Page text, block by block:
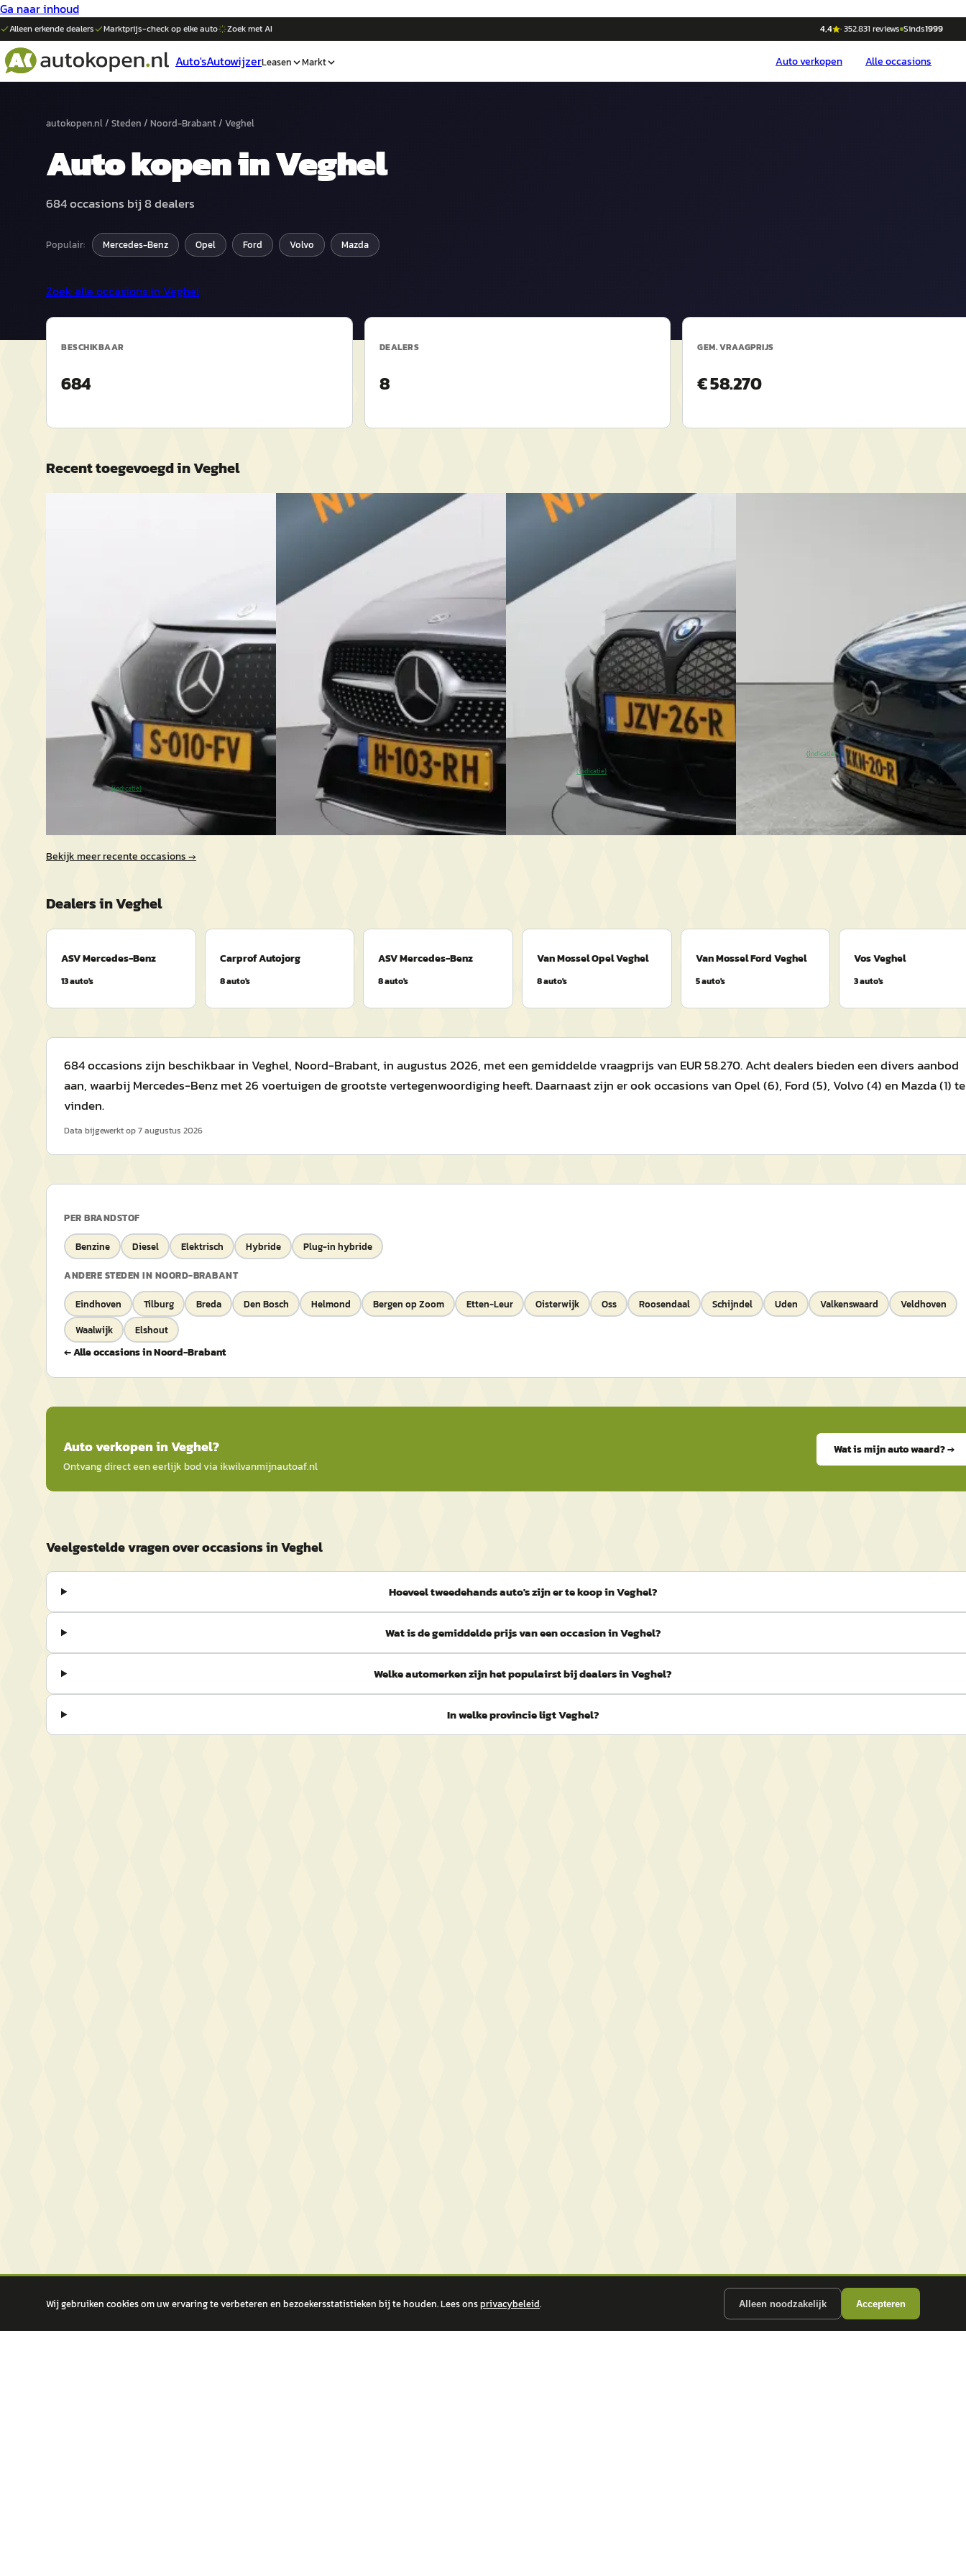
Ga naar inhoud
Alleen erkende dealers Marktprijs-check op elkeauto Zoek met AI 4,4 ·352.831 reviews Sinds1999
Auto'sAutowijzerLeasen Markt Autoverkopen Alle occasions
autokopen.nl/ Steden / Noord-Brabant/ Veghel
Autokopen inVeghel
684occasions bij8dealers
Populair: Mercedes-Benz Opel Ford Volvo Mazda
Zoek alle occasions inVeghel
BESCHIKBAAR
684
DEALERS
8
GEM. VRAAGPRIJS
€ 58.270
Recent toegevoegd inVeghel
Scherp geprijsd
2023 · 134.688 km · Elektrisch · Automaat
ASV Mercedes-Benz· Veghel 4,4(190)
Gisteren geplaatst
% SoH(indicatie) Bekijk aanbieding →
Mercedes-Benz CLA-Klasse
250 4MATIC Premium Plus AMG
€ 31.995
v.a. € 678/mnd
Scherp geprijsd
2020 · 100.804 km · Benzine · Automaat
Carprof Autojorg· Veghel 4,0 301)
14 dagen geleden geplaatst
Bekijk aanbieding →
Nieuw binnen
eDrive40 M Sport Edition 84 kWh Leder
€ 61.995
Marktconform
2026 · 12.644 km · Elektrisch · Automaat
Carprof Autojorg· Veghel 4,0(301)
Gisteren geplaatst
% SoH(indicatie) Bekijk aanbieding →
2026 · 3.151 km · Elektrisch · Automaat
4,5(199)
64 dagen geleden geplaatst
(indicatie)Bekijk aanbieding →
Bekijk meer recente occasions →
Dealers inVeghel
ASV Mercedes-Benz
13auto's
Carprof Autojorg
8auto's
ASV Mercedes-Benz
8auto's
Van Mossel Opel Veghel
8auto's
Van Mossel Ford Veghel
5auto's
Vos Veghel
3auto's
684 occasions zijn beschikbaar in Veghel, Noord-Brabant, in augustus 2026, met een gemiddelde vraagprijs van EUR 58.270. Acht dealers bieden een divers aanbod
aan, waarbij Mercedes-Benz met 26 voertuigen de grootste vertegenwoordiging heeft. Daarnaast zijn er ook occasions van Opel (6), Ford (5), Volvo (4) en Mazda (1) te
vinden.
Data bijgewerkt op7 augustus 2026
PER BRANDSTOF
Benzine Diesel Elektrisch Hybride Plug-in hybride
ANDERE STEDEN IN NOORD-BRABANT
Eindhoven Tilburg Breda Den Bosch Helmond Bergen op Zoom Etten-Leur Oisterwijk Oss Roosendaal Schijndel Uden Valkenswaard
Veldhoven
Waalwijk
Elshout
← Alle occasions inNoord-Brabant
Autoverkopen inVeghel?
Ontvang direct een eerlijk bod viaikwilvanmijnautoaf.nl
Wat is mijn auto waard? →
Veelgestelde vragen over occasions in Veghel
Hoeveel tweedehands auto's zijn er te koop in Veghel?
Wat is de gemiddelde prijs van een occasion in Veghel?
Welke automerken zijn het populairst bij dealers in Veghel?
In welke provincie ligt Veghel?
Wij gebruiken cookies om uw ervaring te verbeteren en bezoekersstatistieken bij te houden. Lees onsprivacybeleid. Alleen noodzakelijk Accepteren